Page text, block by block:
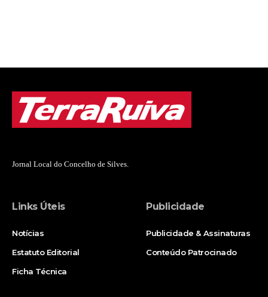
Jornal Local do Concelho de Silves.
Links Úteis
Notícias
Estatuto Editorial
Ficha Técnica
Publicidade
Publicidade & Assinaturas
Conteúdo Patrocinado